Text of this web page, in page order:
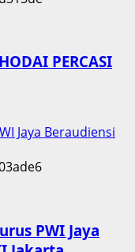
PERCASI
Jaya Beraudiensi
PWI Jaya